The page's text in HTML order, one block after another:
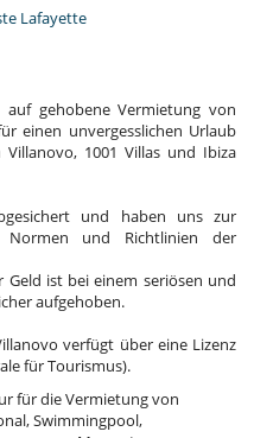
Lafayette
auf gehobene Vermietung von
einen unvergesslichen Urlaub
1001 Villas und Ibiza
und haben uns zur
Normen und Richtlinien der
ist bei einem seriösen und
aufgehoben.
verfügt über eine Lizenz
für Tourismus).
für die Vermietung von
Swimmingpool,